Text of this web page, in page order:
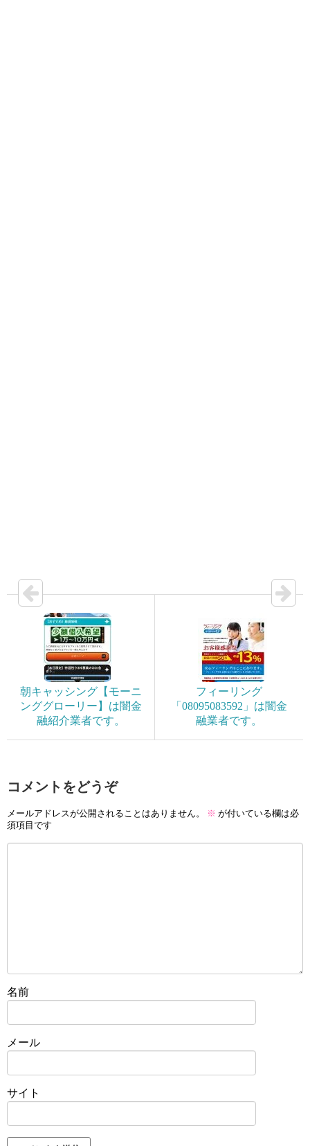
朝キャッシング【モーニ
ンググローリー】は闇金
融紹介業者です。
フィーリング
「08095083592」は闇金
融業者です。
コメントをどうぞ
メールアドレスが公開されることはありません。 ※ が付いている欄は必
須項目です
名前
メール
サイト